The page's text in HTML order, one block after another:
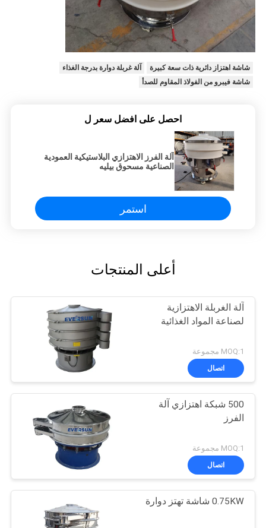
شاشة اهتزاز دائرية ذات سعة كبيرة
آلة غربلة دوارة بدرجة الغذاء
شاشة فيبرو من الفولاذ المقاوم للصدأ
احصل على افضل سعر ل
آلة الفرز الاهتزازي البلاستيكية العمودية
الصناعية مسحوق بيليه
استمر
أعلى المنتجات
آلة الغربلة الاهتزازية
لصناعة المواد الغذائية
MOQ:1 مجموعة
اتصال
500 شبكة اهتزازي آلة
الفرز
MOQ:1 مجموعة
اتصال
0.75KW شاشة تهتز دوارة